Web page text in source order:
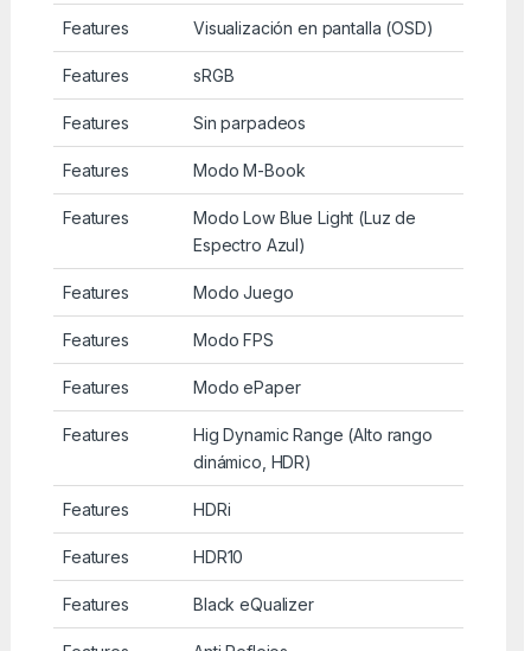
Features Visualización en pantalla (OSD)
Features sRGB
Features Sin parpadeos
Features Modo M-Book
Features
Modo Low Blue Light (Luz de
Espectro Azul)
Features Modo Juego
Features Modo FPS
Features Modo ePaper
Features
Hig Dynamic Range (Alto rango
dinámico, HDR)
Features HDRi
Features HDR10
Features Black eQualizer